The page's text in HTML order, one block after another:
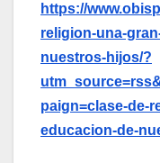
https://
religion-una-
nuestros-hijos/?
paign=clase-de-
educacion-de-